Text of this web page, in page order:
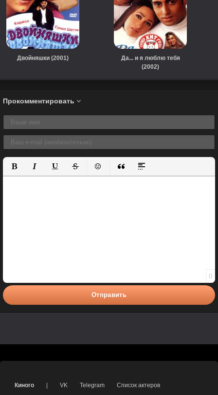
Двойняшки (2001)
Да... и я люблю тебя
(2002)
Прокомментировать
Полужирный
КурсивПодчеркнутый
ЗачеркнутыйВставить смайлик
Вставка цитаты
Вставка спойлера
0
Отправить
Киного VK Telegram Список актеров